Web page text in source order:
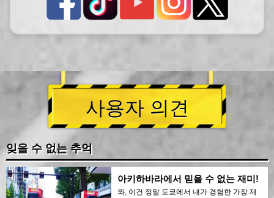
사용자 의견
잊을 수 없는 추억
아키하바라에서 믿을 수 없는 재미!
와, 이건 정말 도쿄에서 내가 경험한 가장 재